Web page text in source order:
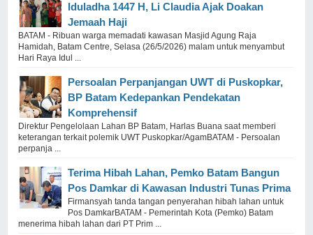
Iduladha 1447 H, Li Claudia Ajak Doakan
Jemaah Haji
BATAM - Ribuan warga memadati kawasan Masjid Agung Raja
Hamidah, Batam Centre, Selasa (26/5/2026) malam untuk menyambut
Hari Raya Idul ...
Persoalan Perpanjangan UWT di Puskopkar,
BP Batam Kedepankan Pendekatan
Komprehensif
Direktur Pengelolaan Lahan BP Batam, Harlas Buana saat memberi
keterangan terkait polemik UWT Puskopkar/AgamBATAM - Persoalan
perpanja ...
Terima Hibah Lahan, Pemko Batam Bangun
Pos Damkar di Kawasan Industri Tunas Prima
Firmansyah tanda tangan penyerahan hibah lahan untuk
Pos DamkarBATAM - Pemerintah Kota (Pemko) Batam
menerima hibah lahan dari PT Prim ...